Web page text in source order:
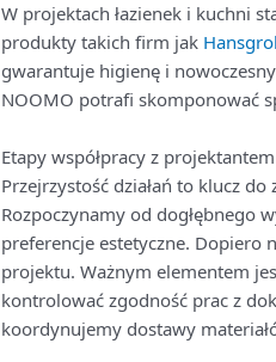
W projektach łazienek i kuchni
produkty takich firm jak
gwarantuje higienę i
NOOMO potrafi skomponować
Etapy współpracy z
Przejrzystość działań to klucz do
Rozpoczynamy od dogłębnego
preferencje estetyczne. Dopiero
projektu. Ważnym elementem
kontrolować zgodność prac z
koordynujemy dostawy